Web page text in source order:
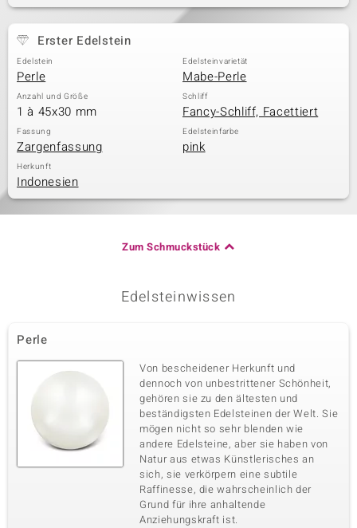
Classics
Erster Edelstein
Edelstein
Perle
Edelsteinvarietät
Mabe-Perle
Anzahl und Größe
1 à 45x30 mm
Schliff
Fancy-Schliff, Facettiert
Fassung
Zargenfassung
Edelsteinfarbe
pink
Herkunft
Indonesien
Zum Schmuckstück
Edelsteinwissen
Perle
Von bescheidener Herkunft und
dennoch von unbestrittener Schönheit,
gehören sie zu den ältesten und
beständigsten Edelsteinen der Welt. Sie
mögen nicht so sehr blenden wie
andere Edelsteine, aber sie haben von
Natur aus etwas Künstlerisches an
sich, sie verkörpern eine subtile
Raffinesse, die wahrscheinlich der
Grund für ihre anhaltende
Anziehungskraft ist.